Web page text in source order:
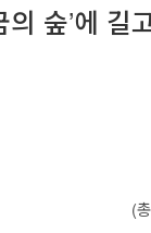
숲’에 길
(